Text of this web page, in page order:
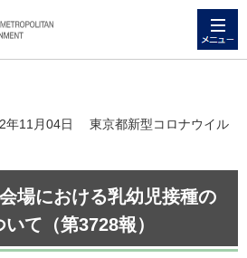
年11月04日 東京都新型コロナウイル
場における乳幼児接種の
て（第3728報）